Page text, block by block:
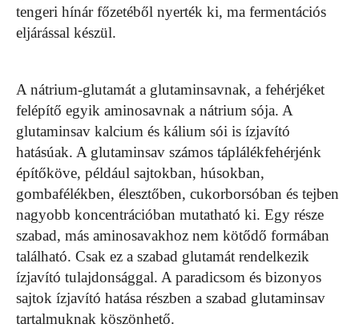
tengeri hínár főzetéből nyerték ki, ma fermentációs
eljárással készül.
A nátrium-glutamát a glutaminsavnak, a fehérjéket
felépítő egyik aminosavnak a nátrium sója. A
glutaminsav kalcium és kálium sói is ízjavító
hatásúak. A glutaminsav számos táplálékfehérjénk
építőköve, például sajtokban, húsokban,
gombafélékben, élesztőben, cukorborsóban és tejben
nagyobb koncentrációban mutatható ki. Egy része
szabad, más aminosavakhoz nem kötődő formában
található. Csak ez a szabad glutamát rendelkezik
ízjavító tulajdonsággal. A paradicsom és bizonyos
sajtok ízjavító hatása részben a szabad glutaminsav
tartalmuknak köszönhető.